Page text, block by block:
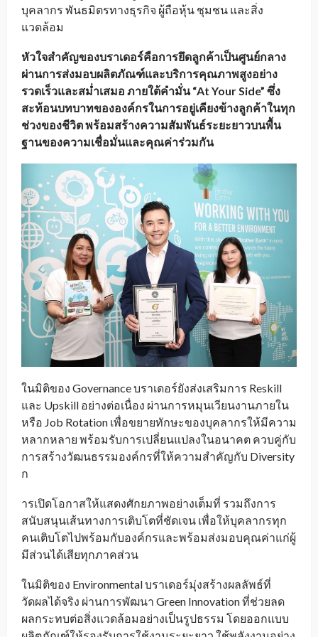
บุคลากร พันธมิตรทางธุรกิจ ผู้ถือหุ้น ชุมชน และสิ่ง
แวดล้อม
หัวใจสำคัญของบราเดอร์คือการยึดลูกค้าเป็นศูนย์กลาง
ผ่านการส่งมอบผลิตภัณฑ์และบริการคุณภาพสูงอย่าง
รวดเร็วและสม่ำเสมอ ภายใต้คำมั่น “At Your Side” ซึ่ง
สะท้อนบทบาทขององค์กรในการอยู่เคียงข้างลูกค้าในทุก
ช่วงของชีวิต พร้อมสร้างความสัมพันธ์ระยะยาวบนพื้น
ฐานของความเชื่อมั่นและคุณค่าร่วมกัน
ในมิติของ Governance บราเดอร์ยังส่งเสริมการ Reskill
และ Upskill อย่างต่อเนื่อง ผ่านการหมุนเวียนงานภายใน
หรือ Job Rotation เพื่อขยายทักษะของบุคลากรให้มีความ
หลากหลาย พร้อมรับการเปลี่ยนแปลงในอนาคต ควบคู่กับ
การสร้างวัฒนธรรมองค์กรที่ให้ความสำคัญกับ Diversity
ก
ารเปิดโอกาสให้แสดงศักยภาพอย่างเต็มที่ รวมถึงการ
สนับสนุนเส้นทางการเติบโตที่ชัดเจน เพื่อให้บุคลากรทุก
คนเติบโตไปพร้อมกับองค์กรและพร้อมส่งมอบคุณค่าแก่ผู้
มีส่วนได้เสียทุกภาคส่วน
ในมิติของ Environmental บราเดอร์มุ่งสร้างผลลัพธ์ที่
วัดผลได้จริง ผ่านการพัฒนา Green Innovation ที่ช่วยลด
ผลกระทบต่อสิ่งแวดล้อมอย่างเป็นรูปธรรม โดยออกแบบ